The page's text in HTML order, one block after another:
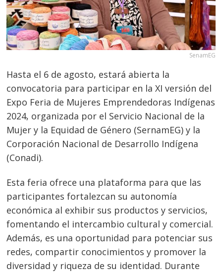
SenamEG
Hasta el 6 de agosto, estará abierta la
convocatoria para participar en la XI versión del
Expo Feria de Mujeres Emprendedoras Indígenas
2024, organizada por el Servicio Nacional de la
Mujer y la Equidad de Género (SernamEG) y la
Corporación Nacional de Desarrollo Indígena
(Conadi).
Esta feria ofrece una plataforma para que las
participantes fortalezcan su autonomía
económica al exhibir sus productos y servicios,
fomentando el intercambio cultural y comercial.
Además, es una oportunidad para potenciar sus
redes, compartir conocimientos y promover la
diversidad y riqueza de su identidad. Durante